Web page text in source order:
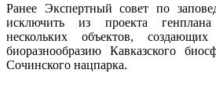
Ранее Экспертный совет по
исключить из проекта
нескольких объектов,
биоразнообразию Кавказского
Сочинского нацпарка.